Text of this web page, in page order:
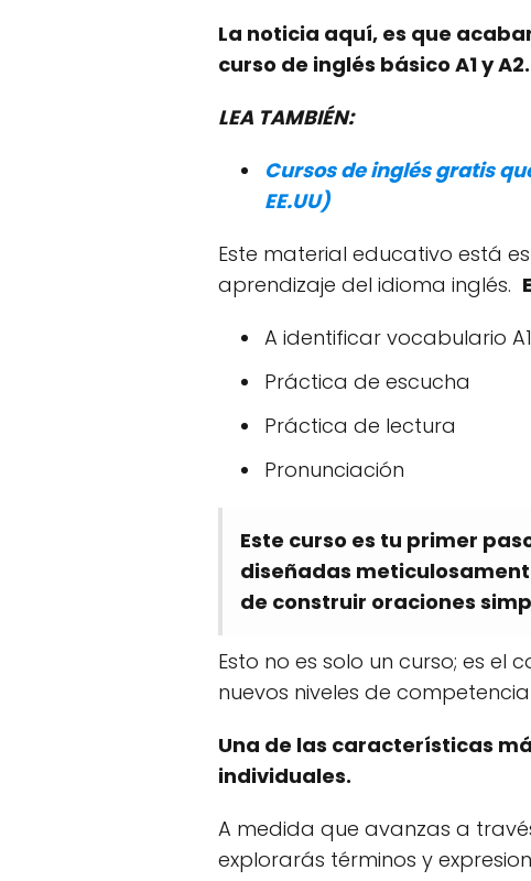
La noticia aquí, es que
curso de inglés básico A1 y A2.
LEA TAMBIÉN:
Cursos de inglés gratis
EE.UU)
Este material educativo está
aprendizaje del idioma inglés.
A identificar vocabulario
Práctica de escucha
Práctica de lectura
Pronunciación
Este curso es tu primer
diseñadas
de construir oraciones
Esto no es solo un curso; es
nuevos niveles de
Una de las características
individuales.
A medida que avanzas a
explorarás términos y